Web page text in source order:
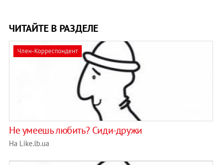
ЧИТАЙТЕ В РАЗДЕЛЕ
Член-Корреспондент
Не умеешь любить? Сиди-дружи
На Like.lb.ua